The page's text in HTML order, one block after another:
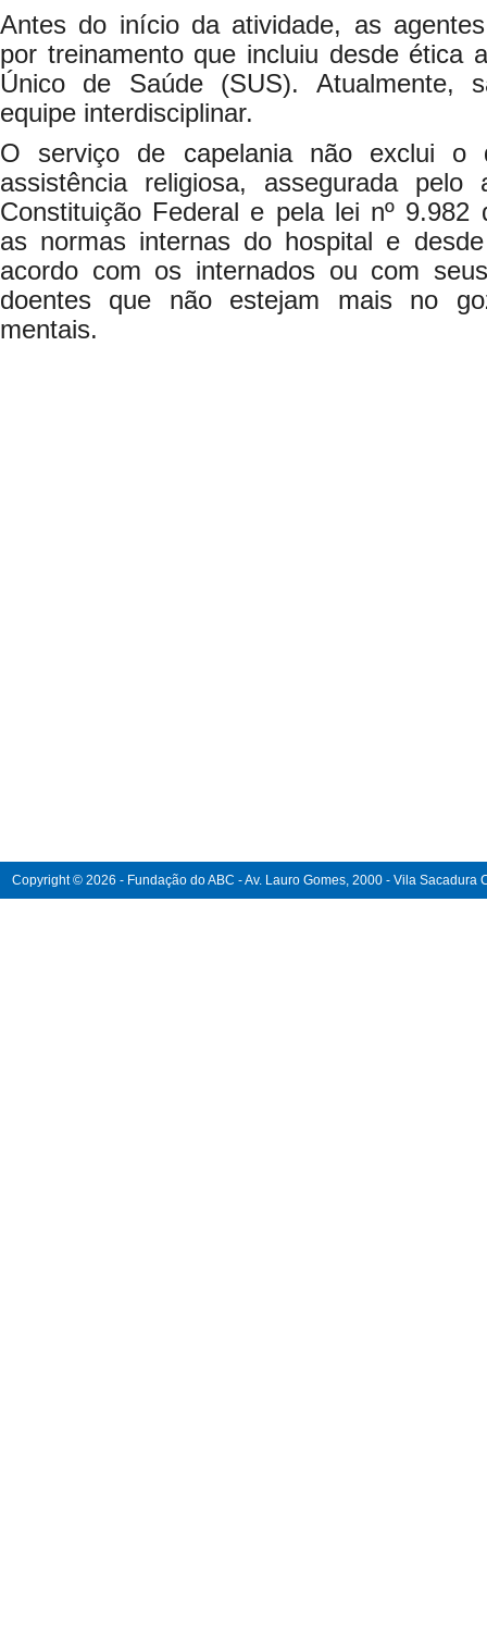
Antes do início da atividade, as
por treinamento que incluiu desde ética
Único de Saúde (SUS). Atualmente,
equipe interdisciplinar.
O serviço de capelania não exclui o
assistência religiosa, assegurada
Constituição Federal e pela lei nº 9.982
as normas internas do hospital e
acordo com os internados ou com
doentes que não estejam mais no
mentais.
Copyright © 2026 - Fundação do ABC - Av. Lauro Gomes, 2000 - Vila